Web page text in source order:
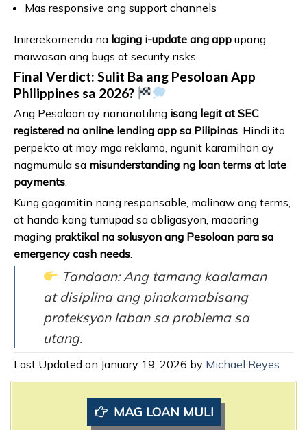
Mas responsive ang support channels
Inirerekomenda na laging i-update ang app upang
maiwasan ang bugs at security risks.
Final Verdict: Sulit Ba ang Pesoloan App
Philippines sa 2026?
Ang Pesoloan ay nananatiling isang legit at SEC
registered na online lending app sa Pilipinas . Hindi ito
perpekto at may mga reklamo, ngunit karamihan ay
nagmumula sa misunderstanding ng loan terms at late
payments
Kung gagamitin nang responsable, malinaw ang terms,
at handa kang tumupad sa obligasyon, maaaring
maging praktikal na solusyon ang Pesoloan para sa
emergency cash needs
Tandaan: Ang tamang kaalaman
at disiplina ang pinakamabisang
proteksyon laban sa problema sa
utang.
Last Updated on January 19, 2026 by Michael Reyes
MAG LOAN MULI